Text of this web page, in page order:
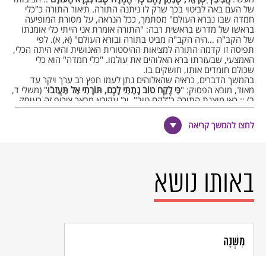
של העם באה לביטוי בכך שרק לו ניתנה התורה. תיאור התורה כ"כלי
חמדה שבו נברא העולם" מסתמך, ככל הנראה, על מסורת המופיעה
בראשו של מדרש בראשית רבה: "התורה אומרת אני הייתי כלי אומנתו
של הקב"ה …היה הקב"ה מביט בתורה ובורא העולם" (א, א). לפי
תפיסה זו קדמה התורה למציאות ההיסטורית האנושית והיא היתה הכלי,
האמצעי, שבעזרתו ברא האלוהים את עולמו. "כלי חמדה" הוא כלי
שכולם חומדים אותו, חושקים בו.
בהמשך הדברים, כראיה שהאלוהים נתן לעמו חפץ רב ערך ויקר עד
מאוד, מובא הפסוק: "כִּי לֶקַח טוֹב נָתַתִּי לָכֶם, תּוֹרָתִי אַל תַּעֲזבֹוּ" (משלי ד,
ב) :: כאן מוצגת התורה כ"לקח טוב", ור' עקיבא מבאר צירוף זה כעוסק
בדבר שקונים או לוקחים אותו ("לקח"), ושהוא בעל ערך רב ("טוב"). –
וסיכום המאמר: חביבים הם בני האדם כולם בעיני האלוהים, אך בני
ישראל יקרים ללבו במיוחד, והתורה שהעניק להם היא הביטוי לכך.
לתביעות הומניטריות בעלות אופי מגוון (ראו להלן).
הרחבה
דמותו של צלם – תמונת מצב
וענווים שהם "השומרים הנאמנים לצלם אלוהים שבעולם". אך מה הוא
"צלם אלוהים" זה?
אחת משבע הברכות הנאמרות מתחת לחופה אומרת: "ברוך אתה ה',
לחצו להמשך קריאה
באותו נושא
מִשְׁנָה